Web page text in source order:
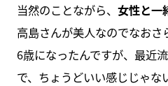
当然のことながら、 女性と一
高島さんが美人なのでなお
6歳になったんですが、最近
で、ちょうどいい感じじゃな